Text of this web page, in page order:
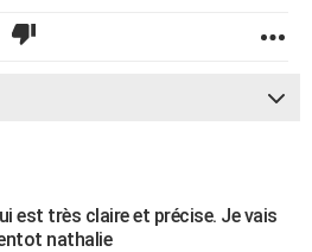
est très claire et précise. Je vais
nathalie